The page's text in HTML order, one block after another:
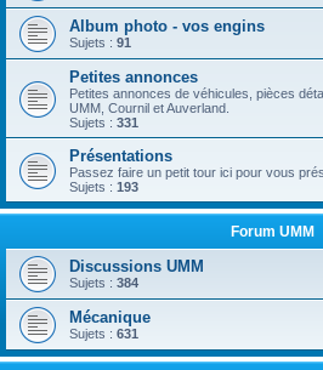
Album photo - vos engins
Sujets : 91
Petites annonces
Petites annonces de véhicules, pièces
UMM, Cournil et Auverland.
Sujets : 331
Présentations
Passez faire un petit tour ici pour vous
Sujets : 193
Forum UMM
Discussions UMM
Sujets : 384
Mécanique
Sujets : 631